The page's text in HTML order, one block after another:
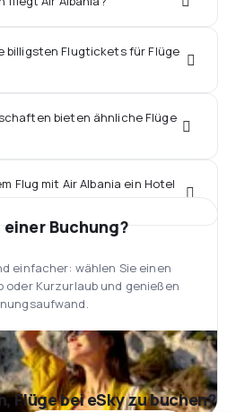
billigsten Flugtickets für Flüge
bieten ähnliche Flüge
Flug mit Air Albania ein Hotel
Buchung?
einfacher: wählen Sie einen
Kurzurlaub und genießen
Flüge bei eSky zu buchen?